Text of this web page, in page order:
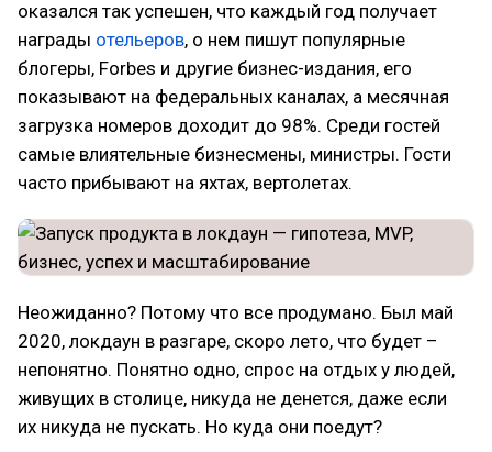
оказался так успешен, что каждый год получает
награды отельеров, о нем пишут популярные
блогеры, Forbes и другие бизнес-издания, его
показывают на федеральных каналах, а месячная
загрузка номеров доходит до 98%. Среди гостей
самые влиятельные бизнесмены, министры. Гости
часто прибывают на яхтах, вертолетах.
Неожиданно? Потому что все продумано. Был май
2020, локдаун в разгаре, скоро лето, что будет –
непонятно. Понятно одно, спрос на отдых у людей,
живущих в столице, никуда не денется, даже если
их никуда не пускать. Но куда они поедут?